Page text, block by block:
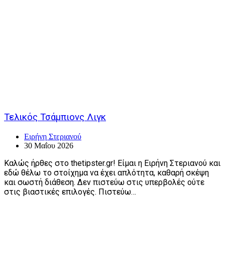
Τελικός Τσάμπιονς Λιγκ
Ειρήνη Στεριανού
30 Μαΐου 2026
Καλώς ήρθες στο thetipster.gr! Είμαι η Ειρήνη Στεριανού και
εδώ θέλω το στοίχημα να έχει απλότητα, καθαρή σκέψη
και σωστή διάθεση. Δεν πιστεύω στις υπερβολές ούτε
στις βιαστικές επιλογές. Πιστεύω…